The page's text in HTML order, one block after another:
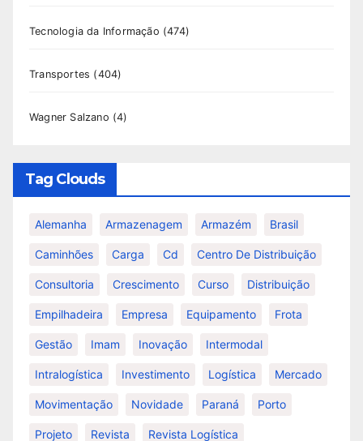
Tecnologia da Informação (474)
Transportes (404)
Wagner Salzano (4)
Tag Clouds
Alemanha Armazenagem Armazém Brasil
Caminhões Carga Cd Centro De Distribuição
Consultoria Crescimento Curso Distribuição
Empilhadeira Empresa Equipamento Frota
Gestão Imam Inovação Intermodal
Intralogística Investimento Logística Mercado
Movimentação Novidade Paraná Porto
Projeto Revista Revista Logística